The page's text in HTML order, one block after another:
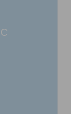
C